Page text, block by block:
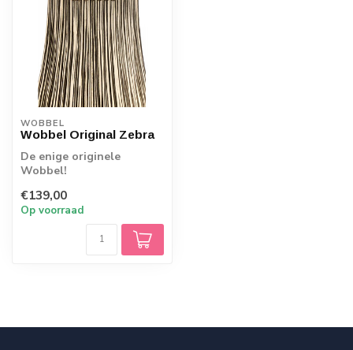
WOBBEL
Wobbel Original Zebra
De enige originele
Wobbel!
uitnodigt tot bewegen,
Wobbels...
€139,00
Op voorraad